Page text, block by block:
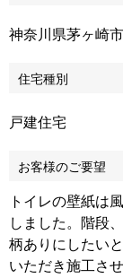
神奈川県茅ヶ崎市
住宅種別
戸建住宅
お客様のご要望
トイレの壁紙は
しました。階段
柄ありにしたい
いただき施工さ